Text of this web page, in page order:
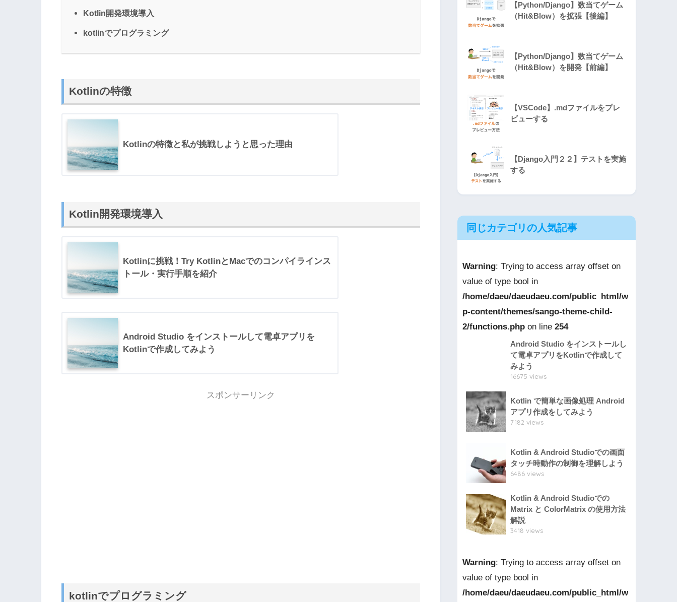
Kotlin開発環境導入
kotlinでプログラミング
Kotlinの特徴
Kotlinの特徴と私が挑戦しようと思った理由
Kotlin開発環境導入
Kotlinに挑戦！Try KotlinとMacでのコンパイラインス
トール・実行手順を紹介
Android Studio をインストールして電卓アプリを
Kotlinで作成してみよう
スポンサーリンク
kotlinでプログラミング
【Python/Django】数当てゲーム
（Hit&Blow）を拡張【後編】
【Python/Django】数当てゲーム
（Hit&Blow）を開発【前編】
【VSCode】.mdファイルをプレ
ビューする
【Django入門２２】テストを実施
する
同じカテゴリの人気記事
Warning: Trying to access array offset on
value of type bool in
/home/daeu/daeudaeu.com/public_html/w
p-content/themes/sango-theme-child-
2/functions.php on line 254
Android Studio をインストールし
て電卓アプリをKotlinで作成して
みよう
16675 views
Kotlin で簡単な画像処理 Android
アプリ作成をしてみよう
7182 views
Kotlin & Android Studioでの画面
タッチ時動作の制御を理解しよう
6486 views
Kotlin & Android Studioでの
Matrix と ColorMatrix の使用方法
解説
3418 views
Warning: Trying to access array offset on
value of type bool in
/home/daeu/daeudaeu.com/public_html/w